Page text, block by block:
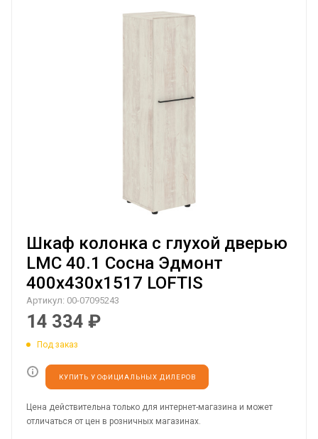
Шкаф колонка с глухой дверью
LMC 40.1 Сосна Эдмонт
400х430х1517 LOFTIS
Артикул: 00-07095243
14 334 ₽
Под заказ
КУПИТЬ У ОФИЦИАЛЬНЫХ ДИЛЕРОВ
Цена действительна только для интернет-магазина и может
отличаться от цен в розничных магазинах.